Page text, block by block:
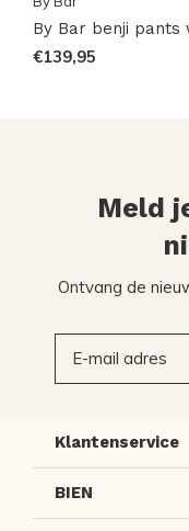
By Bar benji pants
€139,95
Meld
Ontvang de
Klantenservice
BIEN